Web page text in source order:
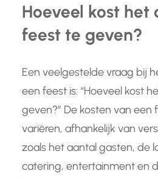
Hoeveel kost het
feest te geven?
Een veelgestelde vraag bij
een feest is: “Hoeveel kost
geven?” De kosten van een
variëren, afhankelijk van
zoals het aantal gasten, de
catering, entertainment en